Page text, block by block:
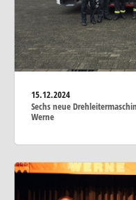
15.12.2024
Sechs neue
Werne